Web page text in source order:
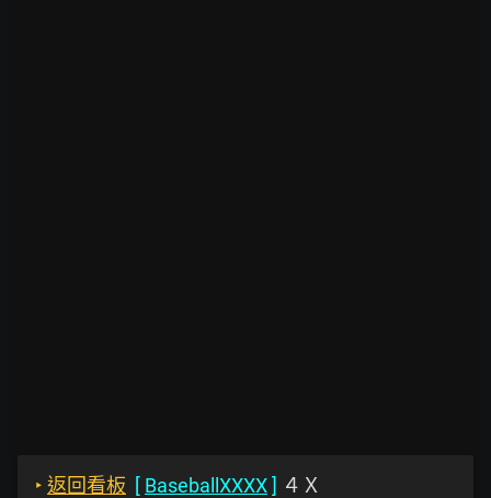
‣ 返回看板 [ BaseballXXXX] ４Ｘ